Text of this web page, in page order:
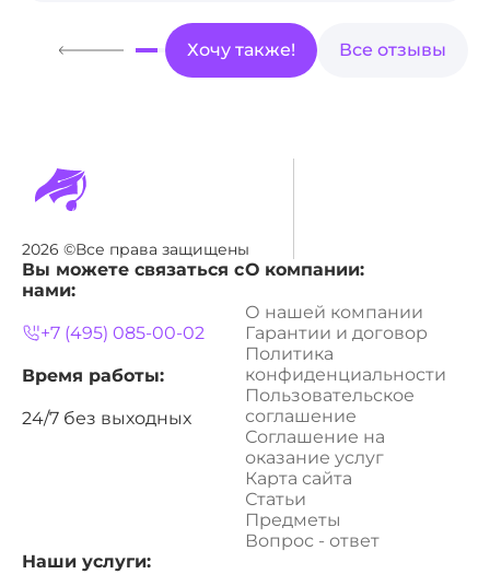
Хочу также! Все отзывы
2026 ©Все права защищены
Вы можете связаться с
нами:
+7 (495) 085-00-02
Время работы:
24/7 без выходных
О компании:
О нашей компании
Гарантии и договор
Политика
конфиденциальности
Пользовательское
соглашение
Соглашение на
оказание услуг
Карта сайта
Статьи
Предметы
Вопрос - ответ
Наши услуги: